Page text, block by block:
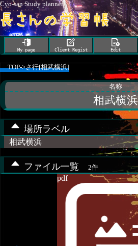
Cyo-san Study planner
My page Client Regist Edit
TOP->さ行[相武横浜]
名称
相武横浜
場所ラベル
相武横浜
ファイル一覧 2件
pdf